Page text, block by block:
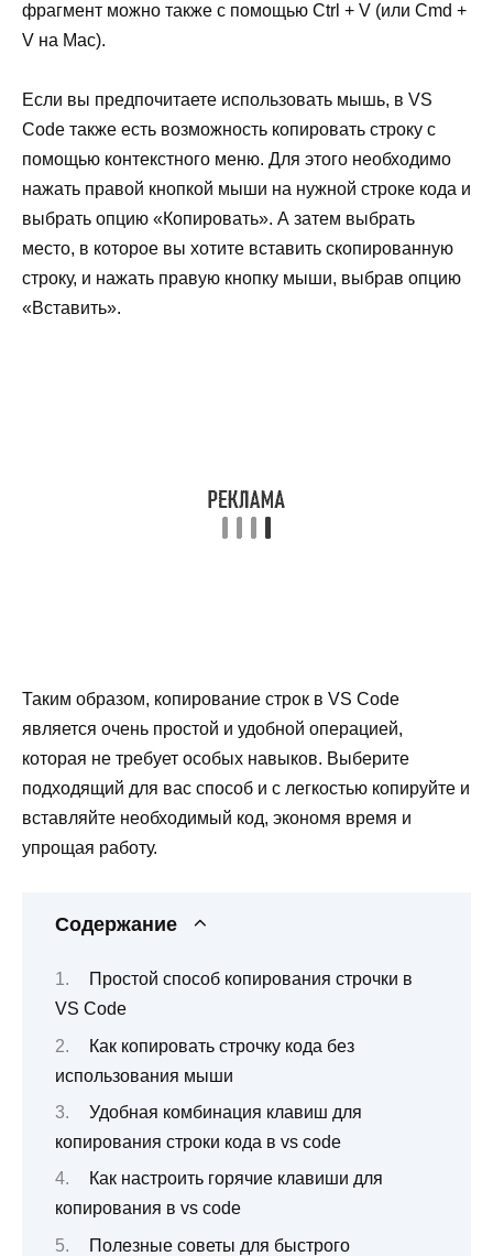
фрагмент можно также с помощью Ctrl + V (или Cmd +
V на Mac).
Если вы предпочитаете использовать мышь, в VS
Code также есть возможность копировать строку с
помощью контекстного меню. Для этого необходимо
нажать правой кнопкой мыши на нужной строке кода и
выбрать опцию «Копировать». А затем выбрать
место, в которое вы хотите вставить скопированную
строку, и нажать правую кнопку мыши, выбрав опцию
«Вставить».
Таким образом, копирование строк в VS Code
является очень простой и удобной операцией,
которая не требует особых навыков. Выберите
подходящий для вас способ и с легкостью копируйте и
вставляйте необходимый код, экономя время и
упрощая работу.
Содержание
Простой способ копирования строчки в
VS Code
Как копировать строчку кода без
использования мыши
Удобная комбинация клавиш для
копирования строки кода в vs code
Как настроить горячие клавиши для
копирования в vs code
Полезные советы для быстрого